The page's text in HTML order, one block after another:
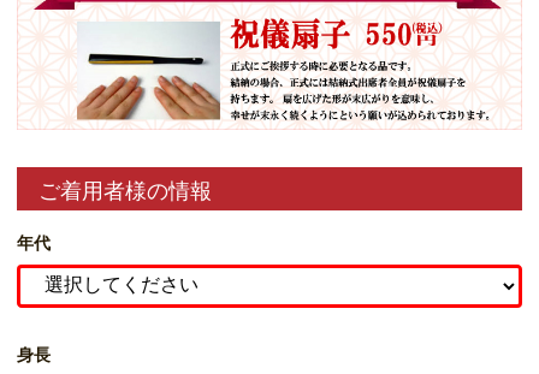
ご着用者様の情報
年代
身長